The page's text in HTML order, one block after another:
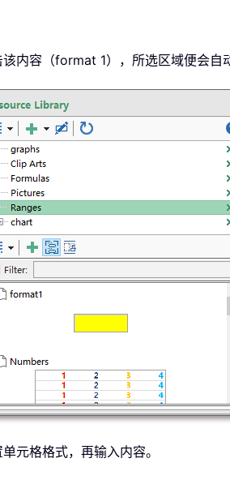
内容（format 1），所选区域便会自
元格格式，再输入内容。